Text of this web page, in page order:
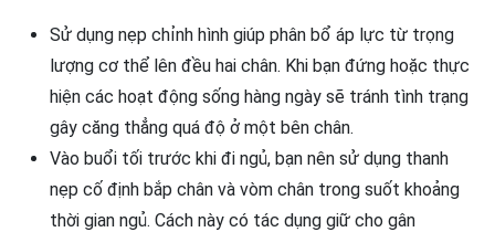
Sử dụng nẹp chỉnh hình giúp phân bổ áp lực từ trọng
lượng cơ thể lên đều hai chân. Khi bạn đứng hoặc thực
hiện các hoạt động sống hàng ngày sẽ tránh tình trạng
gây căng thẳng quá độ ở một bên chân.
Vào buổi tối trước khi đi ngủ, bạn nên sử dụng thanh
nẹp cố định bắp chân và vòm chân trong suốt khoảng
thời gian ngủ. Cách này có tác dụng giữ cho gân